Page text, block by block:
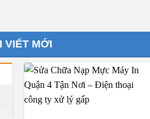
VIẾT MỚI